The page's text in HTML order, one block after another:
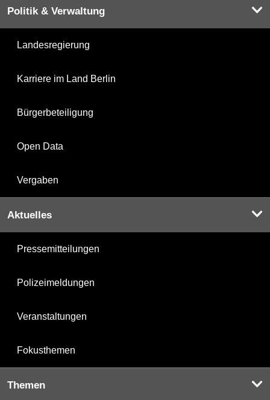
Politik & Verwaltung
Landesregierung
Karriere im Land Berlin
Bürgerbeteiligung
Open Data
Vergaben
Aktuelles
Pressemitteilungen
Polizeimeldungen
Veranstaltungen
Fokusthemen
Themen